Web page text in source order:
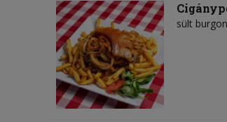
sült